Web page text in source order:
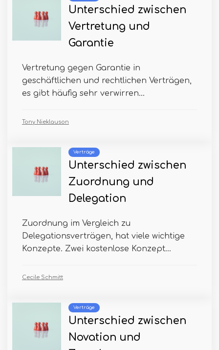
Unterschied zwischen
Vertretung und
Garantie
Vertretung gegen Garantie in
geschäftlichen und rechtlichen Verträgen,
es gibt häufig sehr verwirren...
Tony Nieklauson
Verträge
Unterschied zwischen
Zuordnung und
Delegation
Zuordnung im Vergleich zu
Delegationsverträgen, hat viele wichtige
Konzepte. Zwei kostenlose Konzept...
Cecile Schmitt
Verträge
Unterschied zwischen
Novation und